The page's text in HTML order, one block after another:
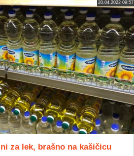
20.04.2022 09:57
za lek, brašno na kašičicu